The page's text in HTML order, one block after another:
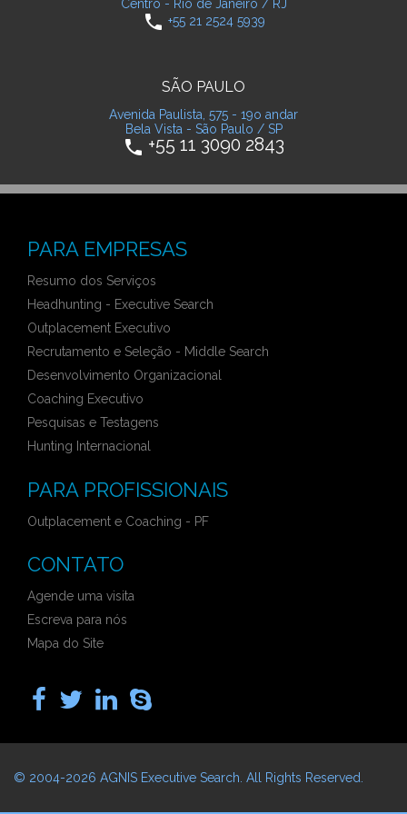
Centro - Rio de Janeiro / RJ
phone +55 21 2524 5939
SÃO PAULO
Avenida Paulista, 575 - 19o andar
Bela Vista - São Paulo / SP
phone +55 11 3090 2843
PARA EMPRESAS
Resumo dos Serviços
Headhunting - Executive Search
Outplacement Executivo
Recrutamento e Seleção - Middle Search
Desenvolvimento Organizacional
Coaching Executivo
Pesquisas e Testagens
Hunting Internacional
PARA PROFISSIONAIS
Outplacement e Coaching - PF
CONTATO
Agende uma visita
Escreva para nós
Mapa do Site
© 2004-2026 AGNIS Executive Search . All Rights Reserved.